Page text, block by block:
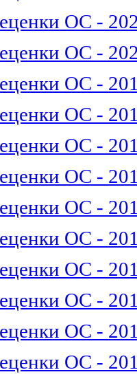
ОС -
ОС -
ОС -
ОС -
ОС -
ОС -
ОС -
ОС -
ОС -
ОС -
ОС -
ОС -